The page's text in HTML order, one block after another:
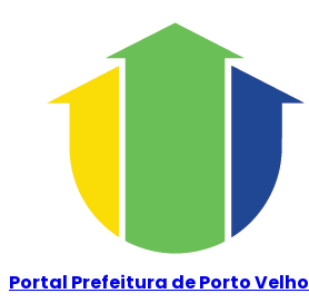
Portal Prefeitura de Porto Velho